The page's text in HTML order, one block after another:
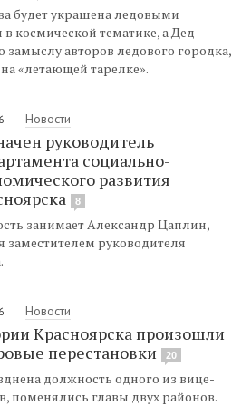
будет украшена ледовыми
космической тематике, а Дед
замыслу авторов ледового городка,
«летающей тарелке».
Новости
руководитель
социально-
развития
8
занимает Александр Цаплин,
заместителем руководителя
Новости
Красноярска произошли
перестановки
20
должность одного из вице-
поменялись главы двух районов.